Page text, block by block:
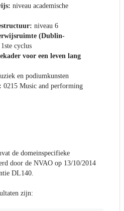
niveau academische
niveau 6
(Dublin-
cyclus
voor een leven lang
en podiumkunsten
0215 Music and performing
de domeinspecifieke
door de NVAO op 13/10/2014
DL140.
zijn: